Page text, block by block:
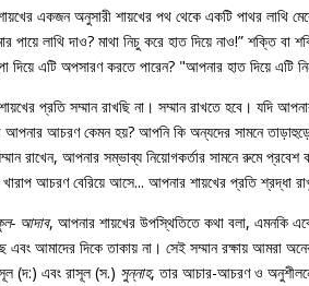
একজন অনুসারী শায়খের পথ থেকে একটি পাথর লাথি
পায়ে লাথি দাও? মাথা নিচু করে হাত দিয়ে নাও!” শক্তি বা
দিয়ে এটি অপসারণ করতে পারেন? "আপনার হাত দিয়ে এটি
প্রতি সম্মান রাখছি না। সম্মান রাখতে হবে। যদি
আপনার আচরণ কেমন হয়? আপনি কি অন্যদের সামনে
রাখেন, আপনার সম্ভাব্য নিয়োগকর্তার সামনে রুমে
আচরণ বেরিয়ে আসে... আপনার শায়খের প্রতি শ্রদ্ধা
আদাব, আপনার শায়খের উপস্থিতিতে কথা বলা, এমনকি
এবং আমাদের দিকে তাকায় না। সেই সম্মান রক্ষায়
(দ:) এবং রাসূল (স.) সুন্নাহ, তার আচার-আচরণ ও